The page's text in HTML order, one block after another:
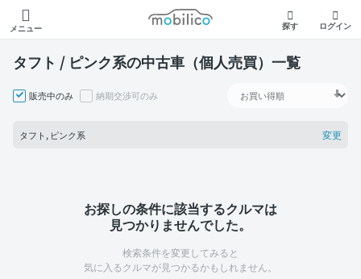
メニュー
モビリコ
探す ログイン
タフト / ピンク系の中古車（個人売買）一覧
販売中のみ 納期交渉可のみ
タフト, ピンク系 変更
お探しの条件に該当するクルマは
見つかりませんでした。
検索条件を変更してみると
気に入るクルマが見つかるかもしれません。